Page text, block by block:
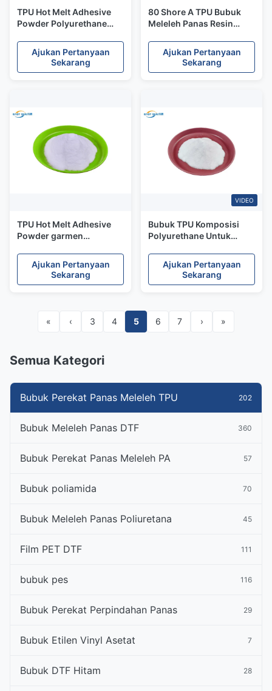
TPU Hot Melt Adhesive
Powder Polyurethane
Ajukan Pertanyaan
Sekarang
80 Shore A TPU Bubuk
Meleleh Panas Resin
Ajukan Pertanyaan
Sekarang
TPU Hot Melt Adhesive
Powder garmen
Adhesive Powder
Ajukan Pertanyaan
Sekarang
VIDEO
Bubuk TPU Komposisi
Polyurethane Untuk
Panas
Ajukan Pertanyaan
Sekarang
« ‹ 3 4 5 6 7 › »
Semua Kategori
Bubuk Perekat Panas Meleleh TPU 202
Bubuk Meleleh Panas DTF 360
Bubuk Perekat Panas Meleleh PA 57
Bubuk poliamida 70
Bubuk Meleleh Panas Poliuretana 45
Film PET DTF 111
bubuk pes 116
Bubuk Perekat Perpindahan Panas 29
Bubuk Etilen Vinyl Asetat 7
Bubuk DTF Hitam 28